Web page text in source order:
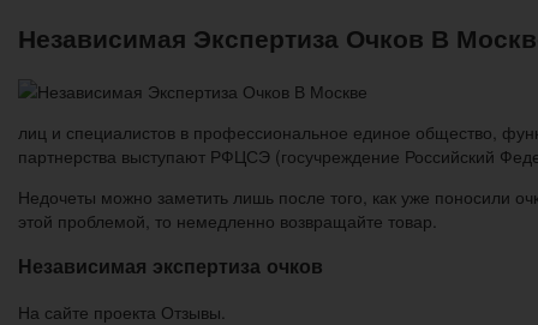
Независимая Экспертиза Очков В
лиц и специалистов в профессиональное единое общество,
партнерства выступают РФЦСЭ (госучреждение Российский
Недочеты можно заметить лишь после того, как уже поносили
этой проблемой, то немедленно возвращайте товар.
Независимая экспертиза очков
На сайте проекта Отзывы.